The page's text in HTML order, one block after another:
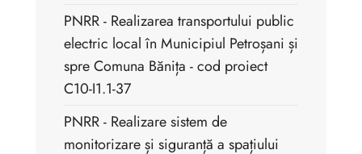
PNRR - Realizarea transportului public
electric local în Municipiul Petroșani și
spre Comuna Bănița - cod proiect
C10-I1.1-37
PNRR - Realizare sistem de
monitorizare și siguranță a spațiului